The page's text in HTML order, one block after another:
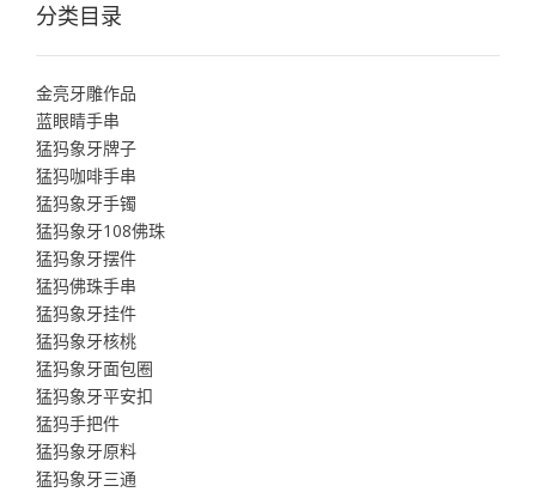
分类目录
金亮牙雕作品
蓝眼睛手串
猛犸象牙牌子
猛犸咖啡手串
猛犸象牙手镯
猛犸象牙108佛珠
猛犸象牙摆件
猛犸佛珠手串
猛犸象牙挂件
猛犸象牙核桃
猛犸象牙面包圈
猛犸象牙平安扣
猛犸手把件
猛犸象牙原料
猛犸象牙三通